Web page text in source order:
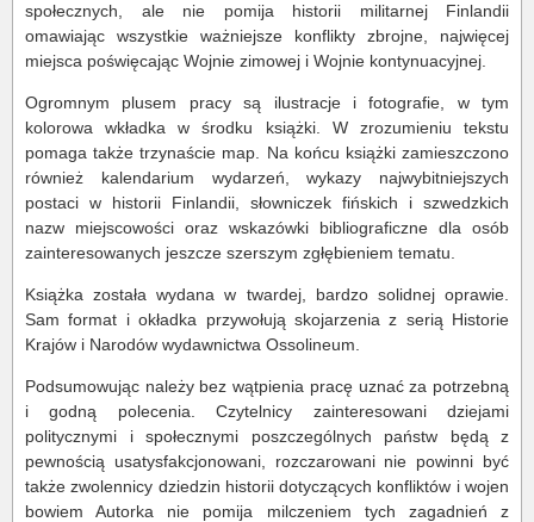
społecznych, ale nie pomija historii militarnej Finlandii
omawiając wszystkie ważniejsze konflikty zbrojne, najwięcej
miejsca poświęcając Wojnie zimowej i Wojnie kontynuacyjnej.
Ogromnym plusem pracy są ilustracje i fotografie, w tym
kolorowa wkładka w środku książki. W zrozumieniu tekstu
pomaga także trzynaście map. Na końcu książki zamieszczono
również kalendarium wydarzeń, wykazy najwybitniejszych
postaci w historii Finlandii, słowniczek fińskich i szwedzkich
nazw miejscowości oraz wskazówki bibliograficzne dla osób
zainteresowanych jeszcze szerszym zgłębieniem tematu.
Książka została wydana w twardej, bardzo solidnej oprawie.
Sam format i okładka przywołują skojarzenia z serią Historie
Krajów i Narodów wydawnictwa Ossolineum.
Podsumowując należy bez wątpienia pracę uznać za potrzebną
i godną polecenia. Czytelnicy zainteresowani dziejami
politycznymi i społecznymi poszczególnych państw będą z
pewnością usatysfakcjonowani, rozczarowani nie powinni być
także zwolennicy dziedzin historii dotyczących konfliktów i wojen
bowiem Autorka nie pomija milczeniem tych zagadnień z